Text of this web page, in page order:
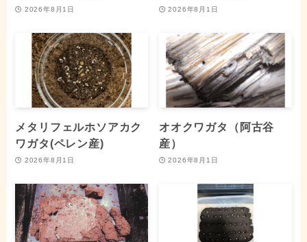
2026年8月1日 2026年8月1日
メタリフェルホソアカク
ワガタ(ペレン産)
2026年8月1日
オオクワガタ（阿古谷
産）
2026年8月1日